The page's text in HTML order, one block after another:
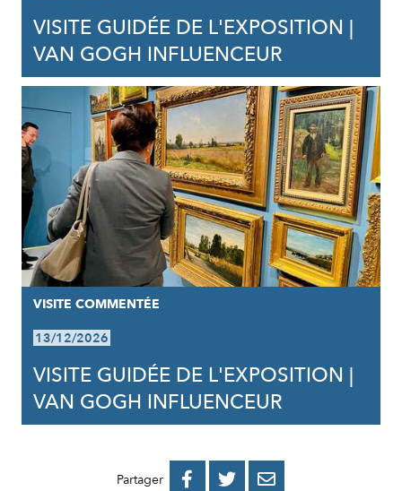
VISITE GUIDÉE DE L'EXPOSITION |
VAN GOGH INFLUENCEUR
VISITE COMMENTÉE
13/12/2026
VISITE GUIDÉE DE L'EXPOSITION |
VAN GOGH INFLUENCEUR
Partager 
PARTAGER
PARTAGER
PARTAGER